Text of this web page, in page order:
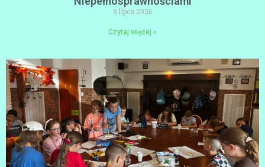
8 lipca 2026
Czytaj więcej »